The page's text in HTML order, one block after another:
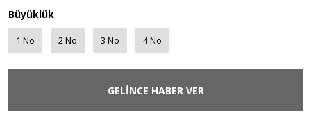
Büyüklük
1 No 2 No 3 No 4 No
GELİNCE HABER VER